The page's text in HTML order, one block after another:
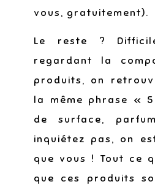
vous, gratuitement).
Le reste ?
regardant la
produits, on
la même phrase « 5
de surface,
inquiétez pas, on
que vous ! Tout ce
que ces produits